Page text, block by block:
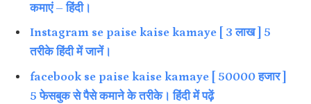
कमाएं – हिंदी।
Instagram se paise kaise kamaye [ 3 लाख ] 5
तरीके हिंदी में जानें।
facebook se paise kaise kamaye [ 50000 हजार ]
5 फेसबुक से पैसे कमाने के तरीके। हिंदी में पढ़ें